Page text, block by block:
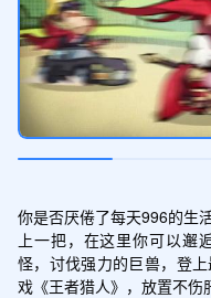
你是否厌倦了每天996的生
上一把，在这里你可以邂
怪，讨伐强力的巨兽，登
戏《王者猎人》，放置不伤